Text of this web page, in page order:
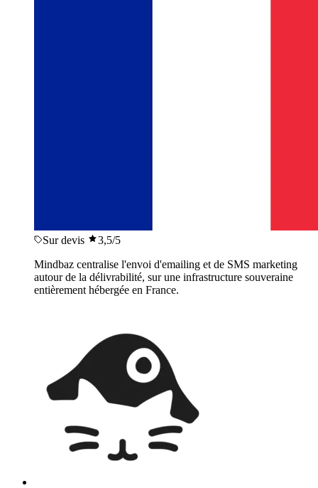
Sur devis 3,5/5
Mindbaz centralise l'envoi d'emailing et de SMS marketing
autour de la délivrabilité, sur une infrastructure souveraine
entièrement hébergée en France.